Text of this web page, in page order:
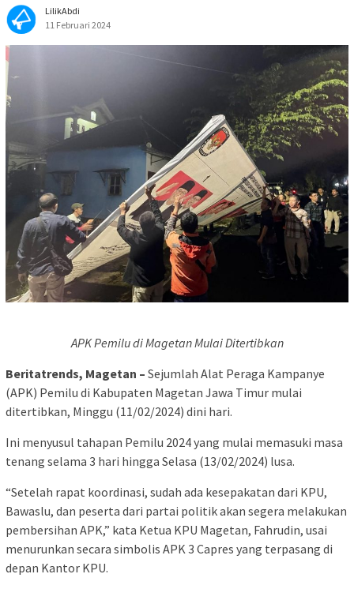
LilikAbdi
11 Februari 2024
APK Pemilu di Magetan Mulai Ditertibkan
Beritatrends, Magetan – Sejumlah Alat Peraga Kampanye
(APK) Pemilu di Kabupaten Magetan Jawa Timur mulai
ditertibkan, Minggu (11/02/2024) dini hari.
Ini menyusul tahapan Pemilu 2024 yang mulai memasuki masa
tenang selama 3 hari hingga Selasa (13/02/2024) lusa.
“Setelah rapat koordinasi, sudah ada kesepakatan dari KPU,
Bawaslu, dan peserta dari partai politik akan segera melakukan
pembersihan APK,” kata Ketua KPU Magetan, Fahrudin, usai
menurunkan secara simbolis APK 3 Capres yang terpasang di
depan Kantor KPU.